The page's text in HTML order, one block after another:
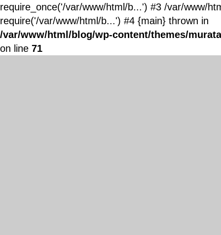
require_once('/var/www/html/b...') #3 /var/www/
require('/var/www/html/b...') #4 {main} thrown in
/var/www/html/blog/wp-content/themes/
on line 71